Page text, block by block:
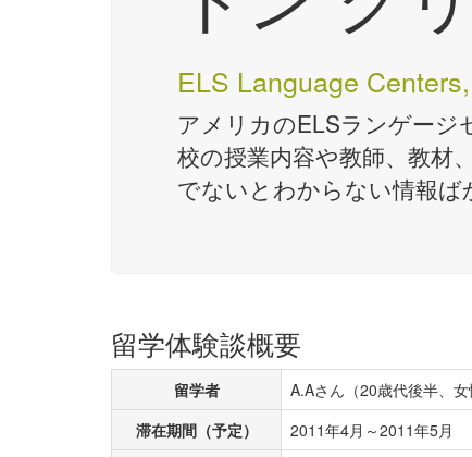
ELS Language
アメリカのELSランゲージ
校の授業内容や教師、教材
でないとわからない情報ば
留学体験談概要
留学者
A.Aさん（20歳代後半、女
滞在期間（予定）
2011年4月～2011年5月